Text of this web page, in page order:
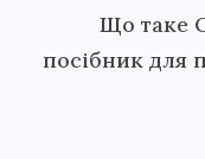
Що таке
посібник для